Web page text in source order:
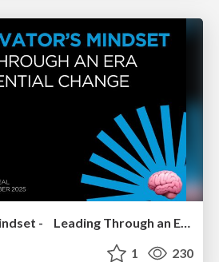
The innovator’s Mindset - Leading Through an Era of Exponential Change - McGill University 2025
1 230